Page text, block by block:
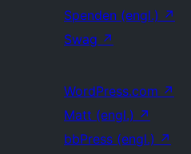
Spenden (engl.) ↗
Swag ↗
WordPress.com ↗
Matt (engl.) ↗
bbPress (engl.) ↗